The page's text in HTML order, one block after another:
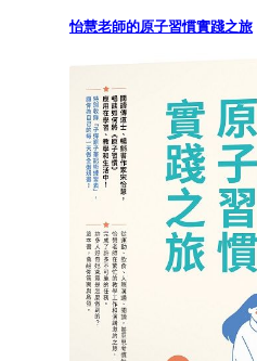
怡慧老師的原子習慣實踐之旅